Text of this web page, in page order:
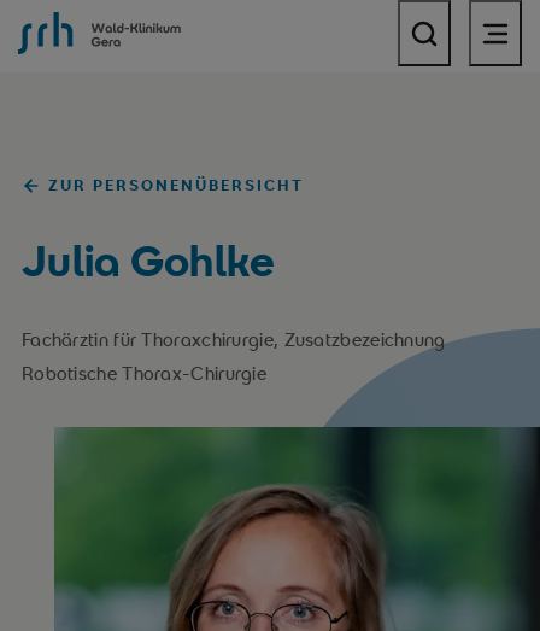
SRH Wald-Klinikum Gera
ZUR PERSONENÜBERSICHT
Julia Gohlke
Fachärztin für Thoraxchirurgie, Zusatzbezeichnung
Robotische Thorax-Chirurgie